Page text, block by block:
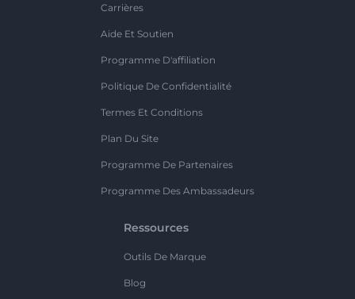
Carrières
Aide Et Soutien
Programme D'affiliation
Politique De Confidentialité
Termes Et Conditions
Plan Du Site
Programme De Partenaires
Programme Des Ambassadeurs
Ressources
Outils De Marque
Blog